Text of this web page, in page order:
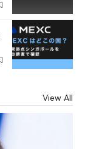
View All